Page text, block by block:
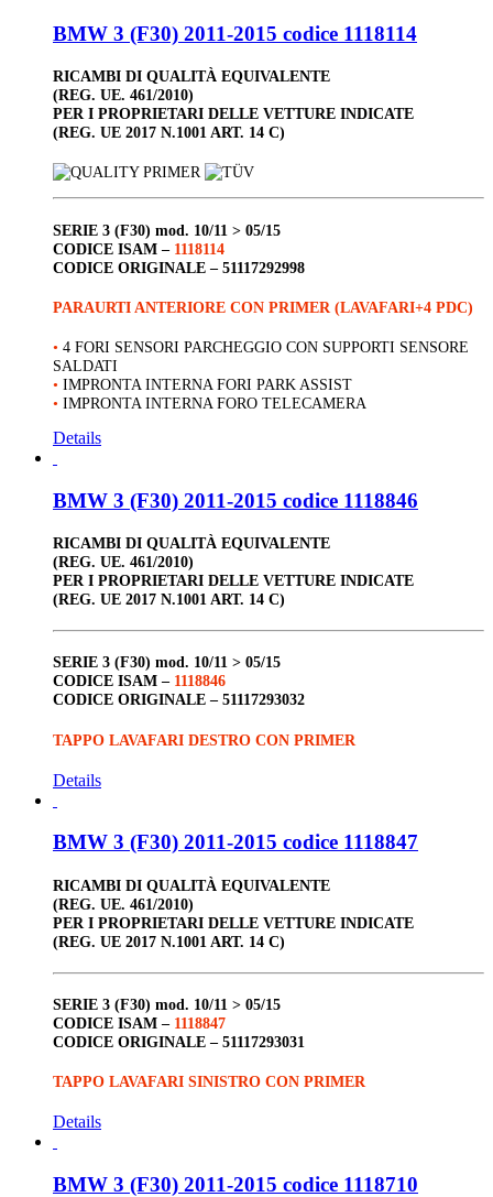
BMW 3 (F30) 2011-2015 codice 1118114
RICAMBI DI QUALITÀ EQUIVALENTE
(REG. UE. 461/2010)
PER I PROPRIETARI DELLE VETTURE INDICATE
(REG. UE 2017 N.1001 ART. 14 C)
SERIE 3 (F30) mod. 10/11 > 05/15
CODICE ISAM – 1118114
CODICE ORIGINALE – 51117292998
PARAURTI ANTERIORE CON PRIMER (LAVAFARI+4 PDC)
• 4 FORI SENSORI PARCHEGGIO CON SUPPORTI SENSORE
SALDATI
• IMPRONTA INTERNA FORI PARK ASSIST
• IMPRONTA INTERNA FORO TELECAMERA
Details
BMW 3 (F30) 2011-2015 codice 1118846
RICAMBI DI QUALITÀ EQUIVALENTE
(REG. UE. 461/2010)
PER I PROPRIETARI DELLE VETTURE INDICATE
(REG. UE 2017 N.1001 ART. 14 C)
SERIE 3 (F30) mod. 10/11 > 05/15
CODICE ISAM – 1118846
CODICE ORIGINALE – 51117293032
TAPPO LAVAFARI DESTRO CON PRIMER
Details
BMW 3 (F30) 2011-2015 codice 1118847
RICAMBI DI QUALITÀ EQUIVALENTE
(REG. UE. 461/2010)
PER I PROPRIETARI DELLE VETTURE INDICATE
(REG. UE 2017 N.1001 ART. 14 C)
SERIE 3 (F30) mod. 10/11 > 05/15
CODICE ISAM – 1118847
CODICE ORIGINALE – 51117293031
TAPPO LAVAFARI SINISTRO CON PRIMER
Details
BMW 3 (F30) 2011-2015 codice 1118710